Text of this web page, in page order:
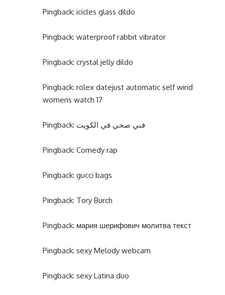
Pingback: icicles glass dildo
Pingback: waterproof rabbit vibrator
Pingback: crystal jelly dildo
Pingback: rolex datejust automatic self wind
womens watch 17
Pingback: فني صحي في الكويت
Pingback: Comedy rap
Pingback: gucci bags
Pingback: Tory Burch
Pingback: мария шерифович молитва текст
Pingback: sexy Melody webcam
Pingback: sexy Latina duo